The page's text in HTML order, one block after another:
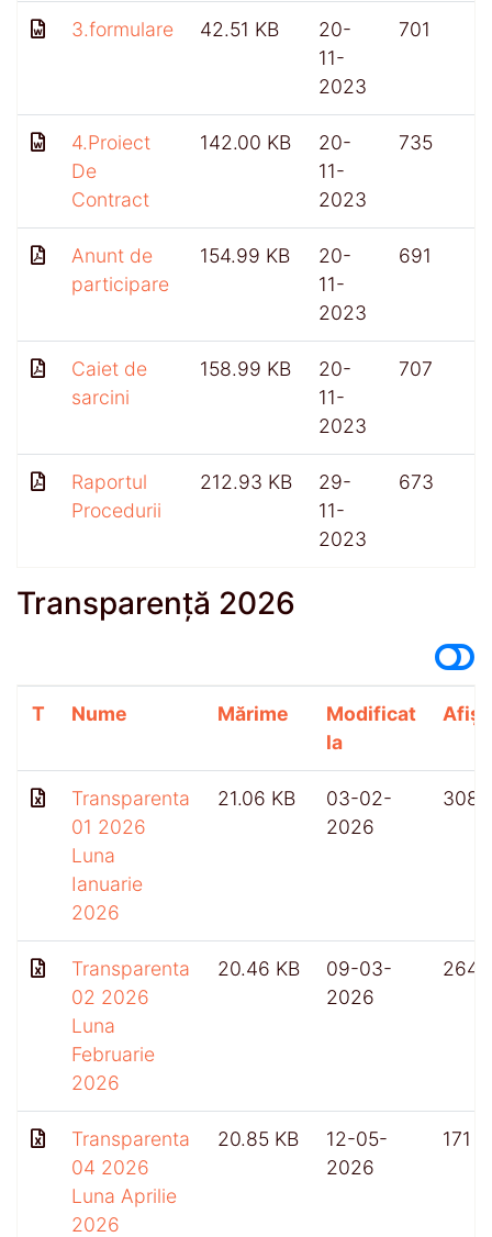
3.formulare 42.51 KB
20-
11-
2023
701
4.Proiect
De
Contract
142.00 KB
20-
11-
2023
735
Anunt de
participare
154.99 KB
20-
11-
2023
691
Caiet de
sarcini
158.99 KB
20-
11-
2023
707
Raportul
Procedurii
212.93 KB
29-
11-
2023
673
Transparență 2026
T Nume Mărime
Modificat
la
Transparenta
01 2026
Luna
Ianuarie
2026
21.06 KB
03-02-
2026
308
Transparenta
02 2026
Luna
Februarie
2026
20.46 KB
09-03-
2026
264
Transparenta
04 2026
Luna Aprilie
2026
20.85 KB
12-05-
2026
171